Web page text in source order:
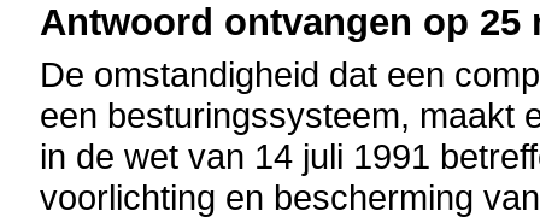
Antwoord ontvangen op 25
De omstandigheid dat een
een besturingssysteem, maakt
in de wet van 14 juli 1991
voorlichting en bescherming